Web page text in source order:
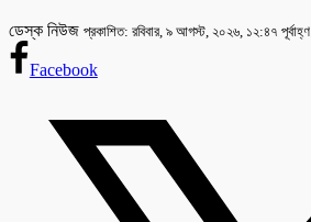
ডেস্ক নিউজ প্রকাশিত: রবিবার, ৯ আগস্ট, ২০২৬, ১২:৪৭ পূর্বাহ্ণ
Facebook